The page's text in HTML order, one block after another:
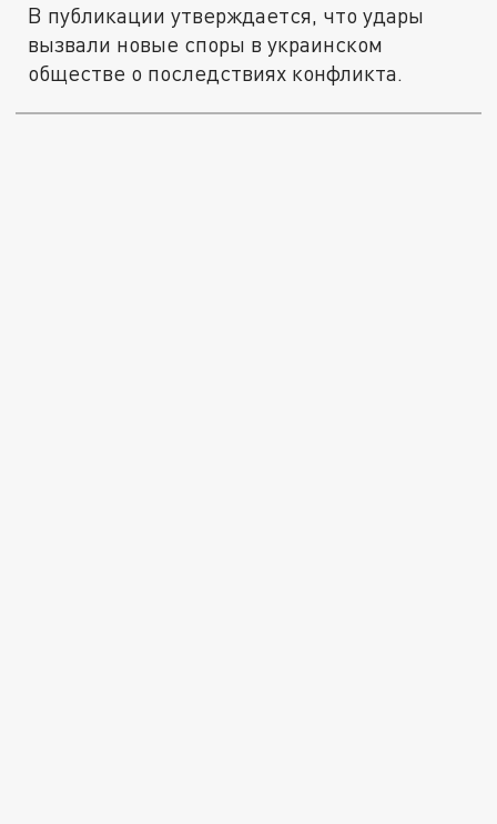
В публикации утверждается, что удары
вызвали новые споры в украинском
обществе о последствиях конфликта.